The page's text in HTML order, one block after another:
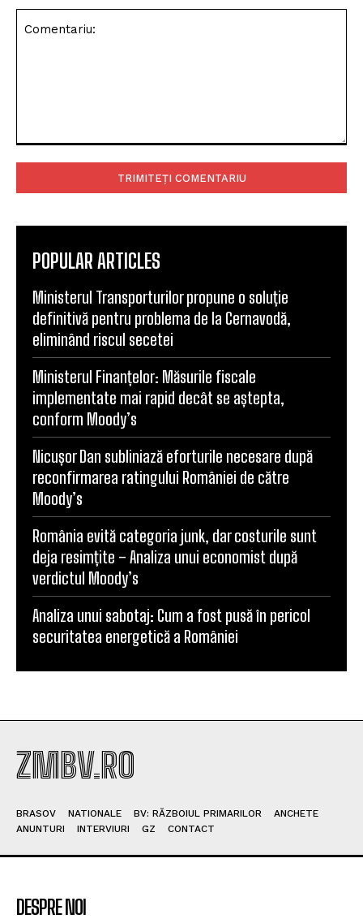
POPULAR ARTICLES
Ministerul Transporturilor propune o soluție
definitivă pentru problema de la Cernavodă,
eliminând riscul secetei
Ministerul Finanțelor: Măsurile fiscale
implementate mai rapid decât se aștepta,
conform Moody’s
Nicușor Dan subliniază eforturile necesare după
reconfirmarea ratingului României de către
Moody’s
România evită categoria junk, dar costurile sunt
deja resimțite – Analiza unui economist după
verdictul Moody’s
Analiza unui sabotaj: Cum a fost pusă în pericol
securitatea energetică a României
ZMBV.RO
BRASOV NATIONALE BV: RĂZBOIUL PRIMARILOR
ANCHETE
ANUNTURI
INTERVIURI GZ CONTACT
DESPRE NOI